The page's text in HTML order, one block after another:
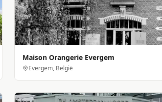
Maison Orangerie Evergem
Evergem, België